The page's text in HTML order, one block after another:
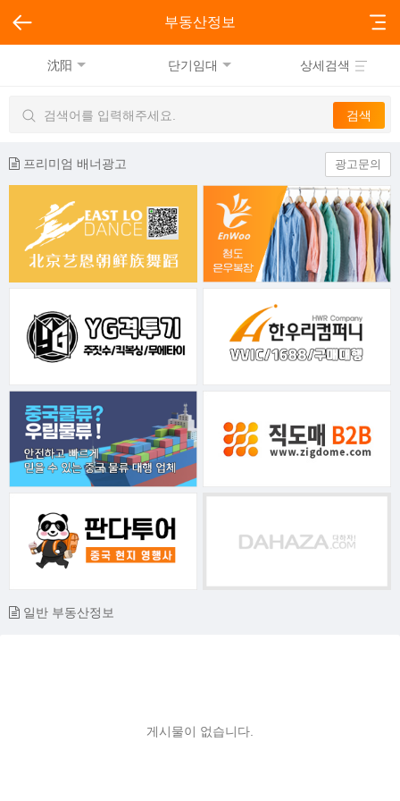
부동산정보
沈阳 단기임대 상세검색
프리미엄 배너광고 광고문의
일반 부동산정보
게시물이 없습니다.